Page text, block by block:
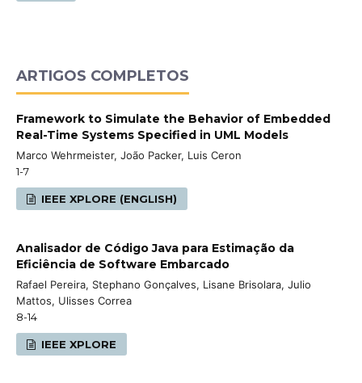
ARTIGOS COMPLETOS
Framework to Simulate the Behavior of Embedded
Real-Time Systems Specified in UML Models
Marco Wehrmeister, João Packer, Luis Ceron
1-7
IEEE XPLORE (ENGLISH)
Analisador de Código Java para Estimação da
Eficiência de Software Embarcado
Rafael Pereira, Stephano Gonçalves, Lisane Brisolara, Julio
Mattos, Ulisses Correa
8-14
IEEE XPLORE